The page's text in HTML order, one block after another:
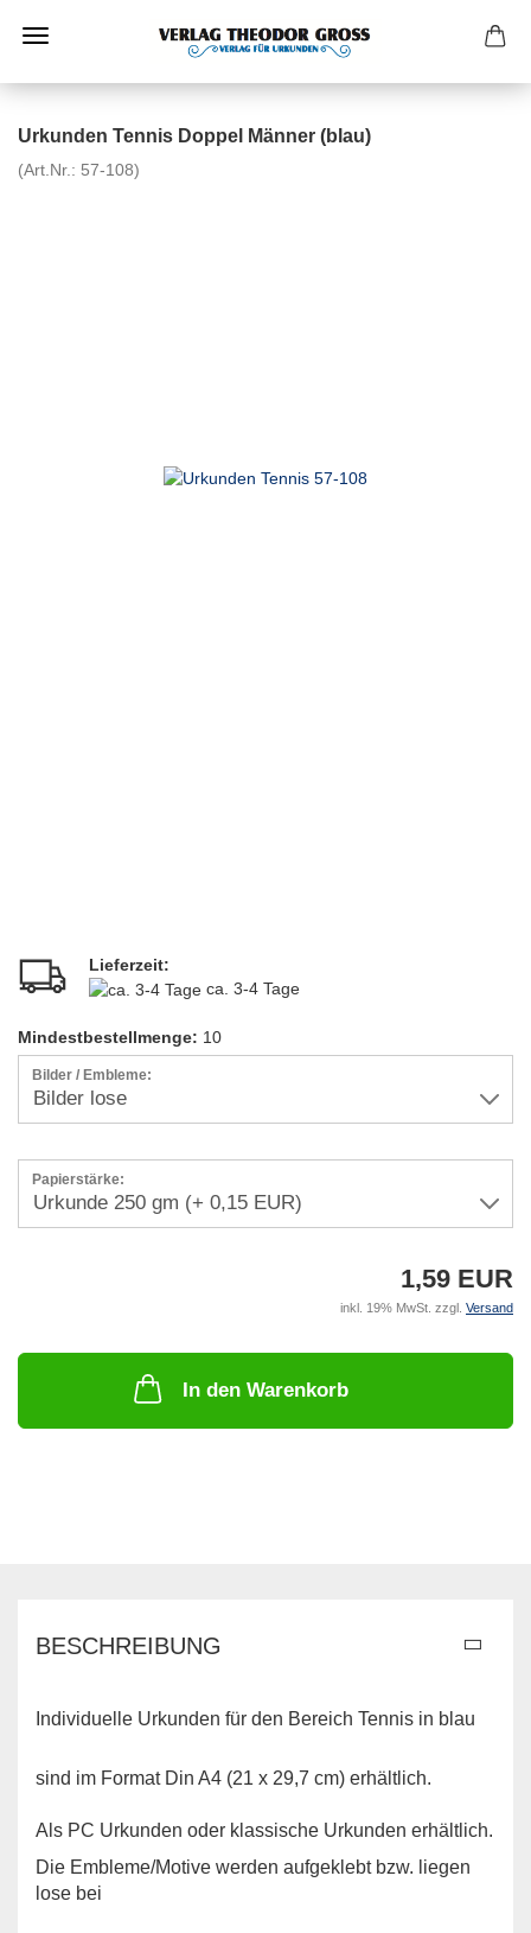
Urkunden Tennis Doppel Männer (blau)
(Art.Nr.: 57-108)
Lieferzeit:
ca. 3-4 Tage
Mindestbestellmenge: 10
Bilder / Embleme:
Papierstärke:
1,59 EUR
inkl. 19% MwSt. zzgl. Versand
In den Warenkorb
BESCHREIBUNG
Individuelle Urkunden für den Bereich Tennis in blau
sind im Format Din A4 (21 x 29,7 cm) erhältlich.
Als PC Urkunden oder klassische Urkunden erhältlich.
Die Embleme/Motive werden aufgeklebt bzw. liegen
lose bei